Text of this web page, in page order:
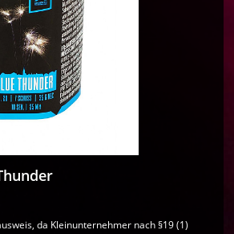
da Kleinunternehmer nach §19 (1)